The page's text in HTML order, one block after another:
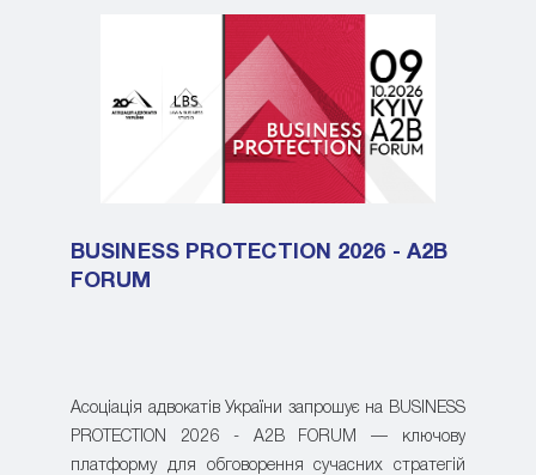
BUSINESS PROTECTION 2026 - A2B
FORUM
Асоціація адвокатів України запрошує на BUSINESS
PROTECTION 2026 - A2B FORUM — ключову
платформу для обговорення сучасних стратегій